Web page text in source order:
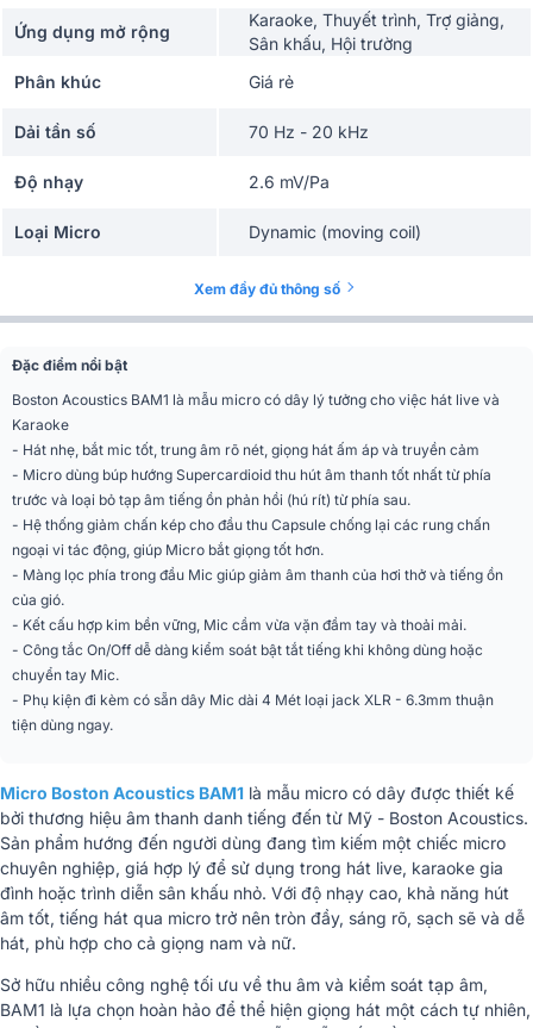
Ứng dụng mở rộng
Karaoke, Thuyết trình, Trợ giảng,
Sân khấu, Hội trường
Phân khúc
Giá rẻ
Dải tần số 70 Hz - 20 kHz
Độ nhạy 2.6 mV/Pa
Loại Micro Dynamic (moving coil)
Supercardioid
Chiều dài dây đi kèm
Nhập khẩu & Phân
phối
Công ty TNHH Quốc Tế Anh Duy
Xem đầy đủ thông số
Đặc điểm nổi bật
Boston Acoustics BAM1 là mẫu micro có dây lý tưởng cho việc hát live và
Karaoke
- Hát nhẹ, bắt mic tốt, trung âm rõ nét, giọng hát ấm áp và truyền cảm
- Micro dùng búp hướng Supercardioid thu hút âm thanh tốt nhất từ phía
trước và loại bỏ tạp âm tiếng ồn phản hồi (hú rít) từ phía sau.
- Hệ thống giảm chấn kép cho đầu thu Capsule chống lại các rung chấn
ngoại vi tác động, giúp Micro bắt giọng tốt hơn.
- Màng lọc phía trong đầu Mic giúp giảm âm thanh của hơi thở và tiếng ồn
của gió.
- Kết cấu hợp kim bền vững, Mic cầm vừa vặn đầm tay và thoải mải.
- Công tắc On/Off dễ dàng kiểm soát bật tắt tiếng khi không dùng hoặc
chuyển tay Mic.
- Phụ kiện đi kèm có sẵn dây Mic dài 4 Mét loại jack XLR - 6.3mm thuận
tiện dùng ngay.
Micro Boston Acoustics BAM1 là mẫu micro có dây được thiết kế
bởi thương hiệu âm thanh danh tiếng đến từ Mỹ - Boston Acoustics.
Sản phẩm hướng đến người dùng đang tìm kiếm một chiếc micro
chuyên nghiệp, giá hợp lý để sử dụng trong hát live, karaoke gia
đình hoặc trình diễn sân khấu nhỏ. Với độ nhạy cao, khả năng hút
âm tốt, tiếng hát qua micro trở nên tròn đầy, sáng rõ, sạch sẽ và dễ
hát, phù hợp cho cả giọng nam và nữ.
Sở hữu nhiều công nghệ tối ưu về thu âm và kiểm soát tạp âm,
BAM1 là lựa chọn hoàn hảo để thể hiện giọng hát một cách tự nhiên,